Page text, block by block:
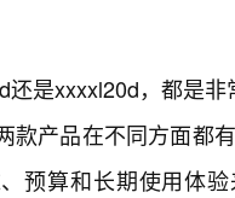
还是xxxxl20d，都是
款产品在不同方面都
预算和长期使用体